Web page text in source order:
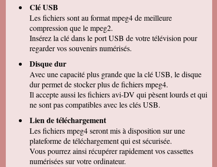
Margot P
Studio très compétent, efficace, sympathique et
arrangeant à prix bon marché, je recommande
vivement !
Christian R
NOUS VENONS DE VISIONNER NOS FILMS
ET TENONS A VOUS REMERCIER POUR
VOTRE :
-ACCUEIL
-QUALITE DE TRAVAIL
-PROFESSIONNALISME
François M
C'est avec grand plaisir que j'ai revécu mon
passage professionnel à Séville, grace à votre
duplication VHS/USB recue ce matin.
Permettez moi de vous féliciter pour la qualité
de votre travail. Je ne manquerai pas de parler
de vous. Bonne soirée.
Clé USB
Les fichiers sont au format mpeg4 de meilleure
compression que le mpeg2.
Insérez la clé dans le port USB de votre télévision pour
regarder vos souvenirs numérisés.
Disque dur
Avec une capacité plus grande que la clé USB, le disque
dur permet de stocker plus de fichiers mpeg4.
Il accepte aussi les fichiers avi-DV qui pèsent lourds et qui
ne sont pas compatibles avec les clés USB.
Lien de téléchargement
Les fichiers mpeg4 seront mis à disposition sur une
plateforme de téléchargement qui est sécurisée.
Vous pourrez ainsi récupérer rapidement vos cassettes
numérisées sur votre ordinateur.